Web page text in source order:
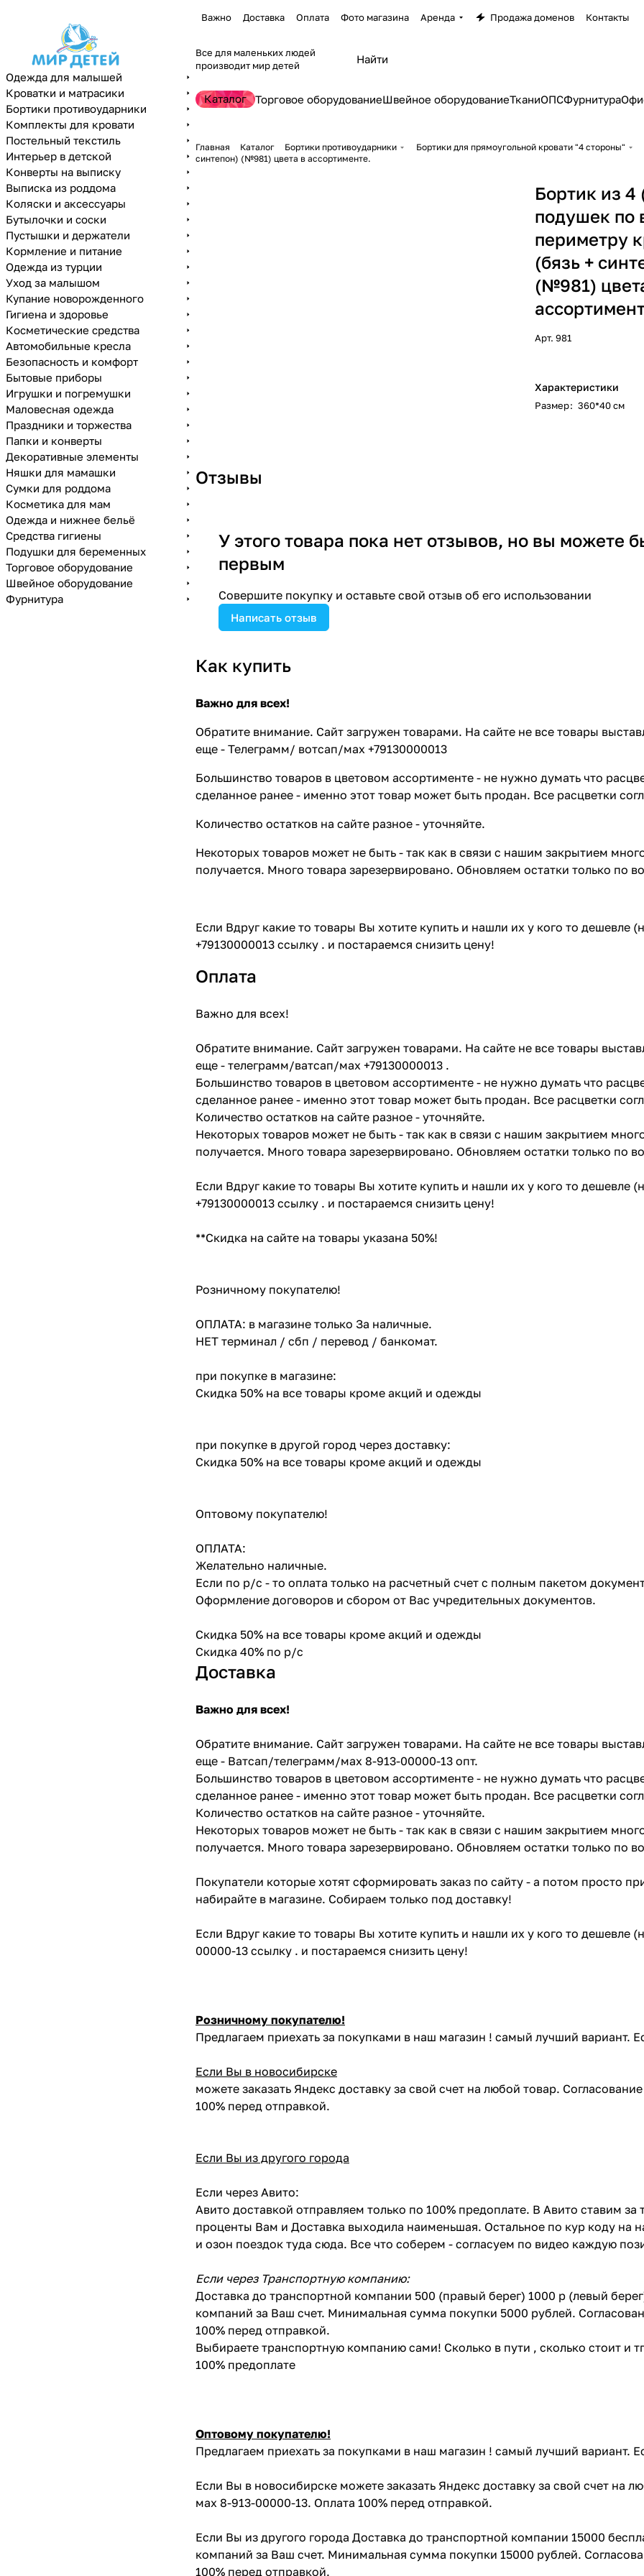
Важно Доставка Оплата Фото магазина Аренда Продажа доменов Контакты
Все для маленьких людей
производит мир детей
Каталог Торговое оборудованиеШвейное оборудованиеТканиОПСФурнитура
Главная Каталог Бортики противоударники
Бортики для прямоугольной кровати "4 стороны"
синтепон) (№981) цвета в ассортименте.
Бортик из 4
подушек по
периметру
(бязь +
(№981)
Арт. 981
Характеристики
Размер: 360*40 см
Отзывы
У этого товара пока нет отзывов, но вы можете
первым
Совершите покупку и оставьте свой отзыв об его использовании
Написать отзыв
Как купить
Важно для всех!
Обратите внимание. Сайт загружен товарами. На сайте не все товары
еще - Телеграмм/ вотсап/мах +79130000013
Большинство товаров в цветовом ассортименте - не нужно думать что
сделанное ранее - именно этот товар может быть продан. Все расцветки
Количество остатков на сайте разное - уточняйте.
Некоторых товаров может не быть - так как в связи с нашим закрытием
получается. Много товара зарезервировано. Обновляем остатки только по
Если Вдруг какие то товары Вы хотите купить и нашли их у кого то
+79130000013 ссылку . и постараемся снизить цену!
Оплата
Важно для всех!
Обратите внимание. Сайт загружен товарами. На сайте не все товары
еще - телеграмм/ватсап/мах +79130000013 .
Большинство товаров в цветовом ассортименте - не нужно думать что
сделанное ранее - именно этот товар может быть продан. Все расцветки
Количество остатков на сайте разное - уточняйте.
Некоторых товаров может не быть - так как в связи с нашим закрытием
получается. Много товара зарезервировано. Обновляем остатки только по
Если Вдруг какие то товары Вы хотите купить и нашли их у кого то
+79130000013 ссылку . и постараемся снизить цену!
**Скидка на сайте на товары указана 50%!
Розничному покупателю!
ОПЛАТА: в магазине только За наличные.
НЕТ терминал / сбп / перевод / банкомат.
при покупке в магазине:
Скидка 50% на все товары кроме акций и одежды
при покупке в другой город через доставку:
Скидка 50% на все товары кроме акций и одежды
Оптовому покупателю!
ОПЛАТА:
Желательно наличные.
Если по р/с - то оплата только на расчетный счет с полным пакетом
Оформление договоров и сбором от Вас учредительных документов.
Скидка 50% на все товары кроме акций и одежды
Скидка 40% по р/с
Доставка
Важно для всех!
Обратите внимание. Сайт загружен товарами. На сайте не все товары
еще - Ватсап/телеграмм/мах 8-913-00000-13 опт.
Большинство товаров в цветовом ассортименте - не нужно думать что
сделанное ранее - именно этот товар может быть продан. Все расцветки
Количество остатков на сайте разное - уточняйте.
Некоторых товаров может не быть - так как в связи с нашим закрытием
получается. Много товара зарезервировано. Обновляем остатки только по
Покупатели которые хотят сформировать заказ по сайту - а потом просто
набирайте в магазине. Собираем только под доставку!
Если Вдруг какие то товары Вы хотите купить и нашли их у кого то
00000-13 ссылку . и постараемся снизить цену!
Розничному покупателю!
Предлагаем приехать за покупками в наш магазин ! самый лучший вариант.
Если Вы в новосибирске
можете заказать Яндекс доставку за свой счет на любой товар.
100% перед отправкой.
Если Вы из другого города
Если через Авито:
Авито доставкой отправляем только по 100% предоплате. В Авито ставим
проценты Вам и Доставка выходила наименьшая. Остальное по кур коду
и озон поездок туда сюда. Все что соберем - согласуем по видео каждую
Если через Транспортную компанию:
Доставка до транспортной компании 500 (правый берег) 1000 р (левый
компаний за Ваш счет. Минимальная сумма покупки 5000 рублей.
100% перед отправкой.
Выбираете транспортную компанию сами! Сколько в пути , сколько стоит и
100% предоплате
Оптовому покупателю!
Предлагаем приехать за покупками в наш магазин ! самый лучший вариант.
Если Вы в новосибирске можете заказать Яндекс доставку за свой счет на
мах 8-913-00000-13. Оплата 100% перед отправкой.
Если Вы из другого города Доставка до транспортной компании 15000
компаний за Ваш счет. Минимальная сумма покупки 15000 рублей.
100% перед отправкой.
Одежда для малышей
Кроватки и матрасики
Бортики противоударники
Комплекты для кровати
Постельный текстиль
Интерьер в детской
Конверты на выписку
Выписка из роддома
Коляски и аксессуары
Бутылочки и соски
Пустышки и держатели
Кормление и питание
Одежда из турции
Уход за малышом
Купание новорожденного
Гигиена и здоровье
Косметические средства
Автомобильные кресла
Безопасность и комфорт
Бытовые приборы
Игрушки и погремушки
Маловесная одежда
Праздники и торжества
Папки и конверты
Декоративные элементы
Няшки для мамашки
Сумки для роддома
Косметика для мам
Одежда и нижнее бельё
Средства гигиены
Подушки для беременных
Торговое оборудование
Швейное оборудование
Фурнитура